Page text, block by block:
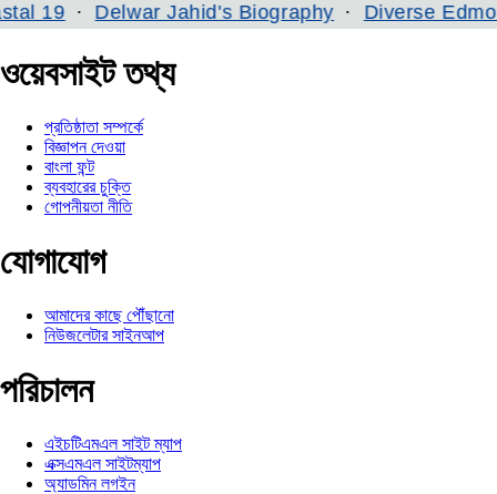
Delwar Jahid's Biography Diverse Edmonton
ওয়েবসাইট তথ্য
প্রতিষ্ঠাতা সম্পর্কে
বিজ্ঞাপন দেওয়া
বাংলা ফন্ট
ব্যবহারের চুক্তি
গোপনীয়তা নীতি
যোগাযোগ
আমাদের কাছে পৌঁছানো
নিউজলেটার সাইনআপ
পরিচালন
এইচটিএমএল সাইট ম্যাপ
এক্সএমএল সাইটম্যাপ
অ্যাডমিন লগইন